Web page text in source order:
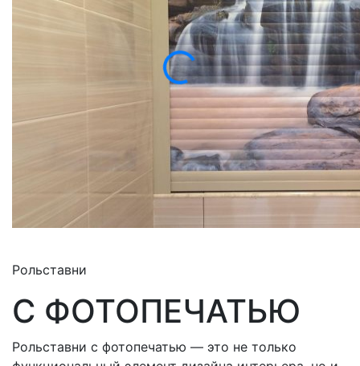
Рольставни
С ФОТОПЕЧАТЬЮ
Рольставни с фотопечатью — это не только